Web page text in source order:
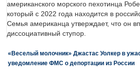
американского морского пехотинца
который с 2022 года находится в
Семья американца утверждает, что он
диссоциативный ступор.
«Веселый молочник» Джастас Уолкер в
уведомление ФМС о депортации из России